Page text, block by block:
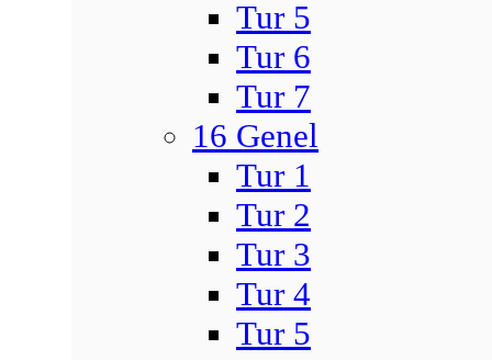
Tur 5
Tur 6
Tur 7
16 Genel
Tur 1
Tur 2
Tur 3
Tur 4
Tur 5